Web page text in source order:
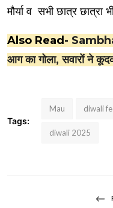
मौर्या व सभी छात्र छात्रा
Also Read-
आग का गोला, सवारों ने
Tags:
Mau diwali
diwali 2025